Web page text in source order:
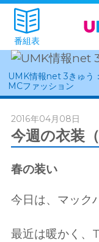
番組表
UMK情報net 3きゅう：
MCファッション
2016年04月08日
今週の衣装
春の装い
今日は、マック
最近は暖かく、